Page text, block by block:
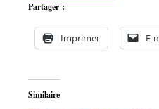
Partager :
Imprimer E-
Similaire